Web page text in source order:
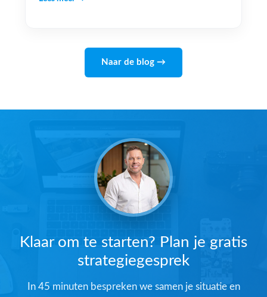
Naar de blog →
Klaar om te starten? Plan je gratis
strategiegesprek
In 45 minuten bespreken we samen je situatie en